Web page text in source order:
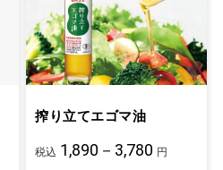
搾り立てエゴマ油
税込 1,890－3,780 円